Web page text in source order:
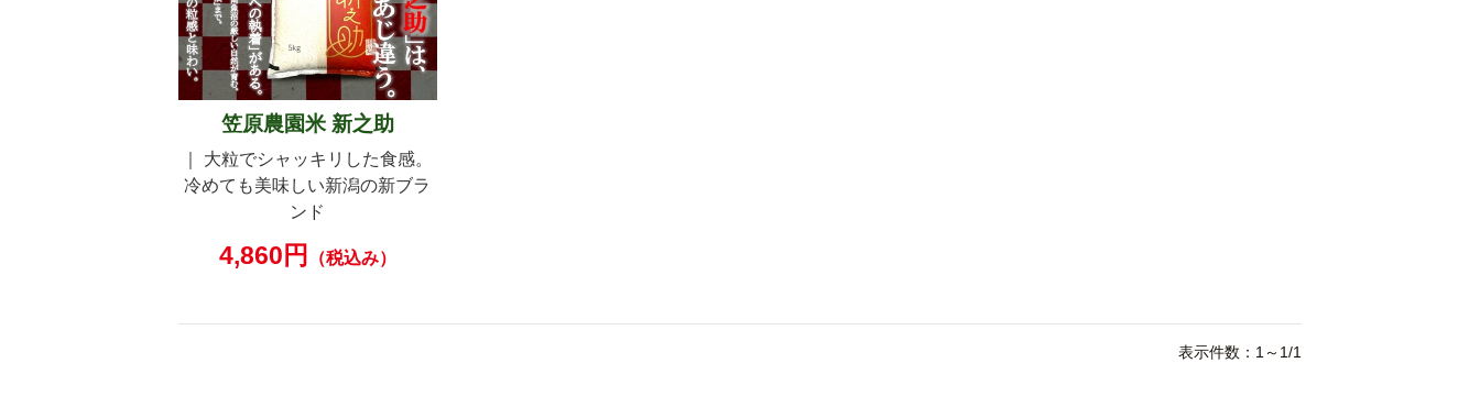
笠原農園米 新之助
｜ 大粒でシャッキリした食感。
冷めても美味しい新潟の新ブラ
ンド
4,860円 （税込み）
表示件数：1～1/1